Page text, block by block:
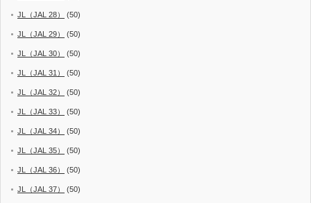
JL（JAL 28） (50)
JL（JAL 29） (50)
JL（JAL 30） (50)
JL（JAL 31） (50)
JL（JAL 32） (50)
JL（JAL 33） (50)
JL（JAL 34） (50)
JL（JAL 35） (50)
JL（JAL 36） (50)
JL（JAL 37） (50)